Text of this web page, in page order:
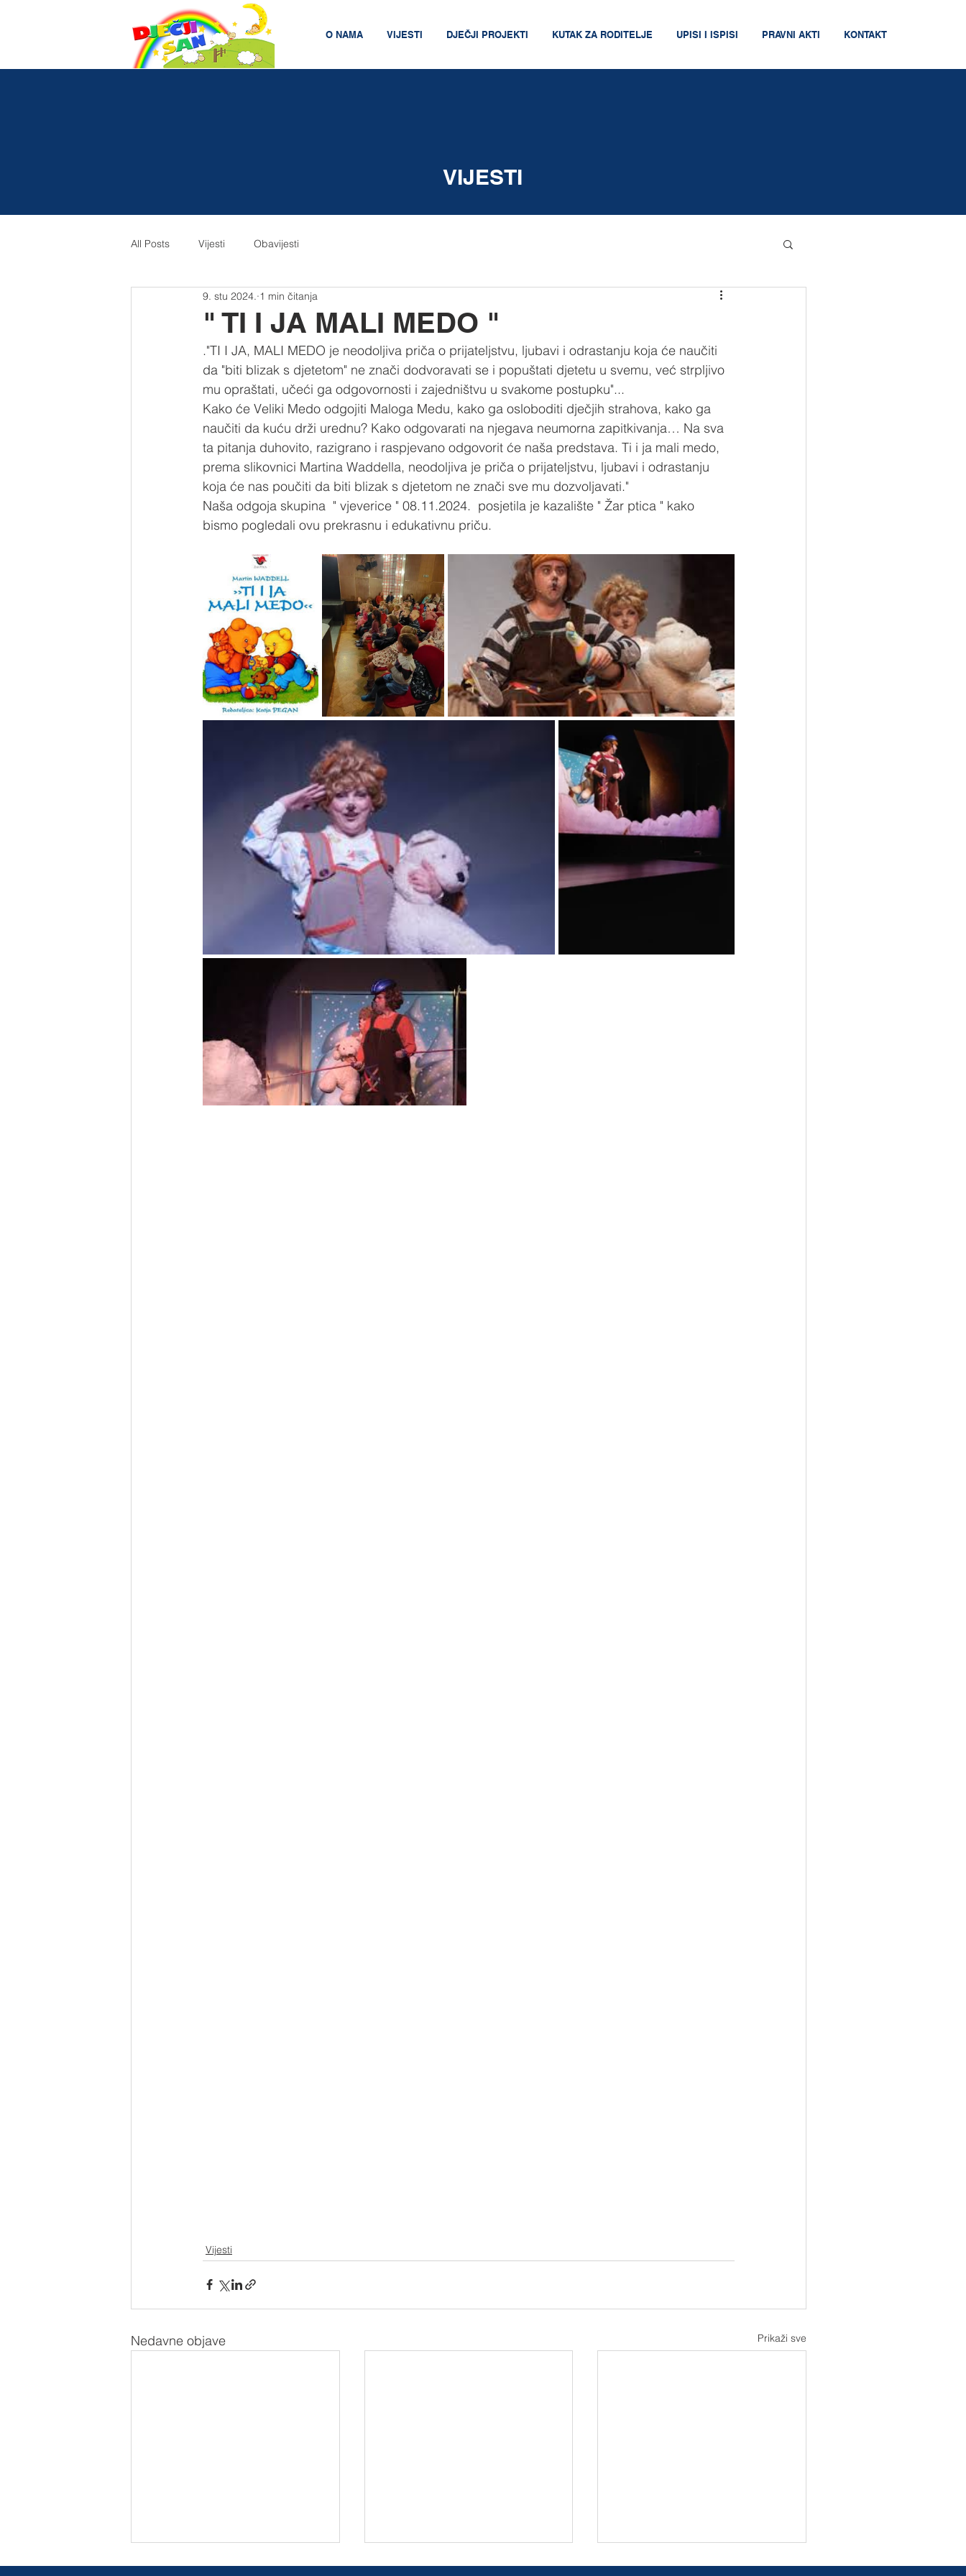
O NAMA VIJESTI DJEČJI PROJEKTI KUTAK ZA RODITELJE UPISI I ISPISI PRAVNI AKTI KONTAKT
VIJESTI
All Posts Vijesti Obavijesti
" TI I JA MALI MEDO "
9. stu 2024. 1 min čitanja
."TI I JA, MALI MEDO je neodoljiva priča o prijateljstvu, ljubavi i odrastanju koja će naučiti
da "biti blizak s djetetom" ne znači dodvoravati se i popuštati djetetu u svemu, već strpljivo
mu opraštati, učeći ga odgovornosti i zajedništvu u svakome postupku"...
Kako će Veliki Medo odgojiti Maloga Medu, kako ga osloboditi dječjih strahova, kako ga
naučiti da kuću drži urednu? Kako odgovarati na njegava neumorna zapitkivanja… Na sva
ta pitanja duhovito, razigrano i raspjevano odgovorit će naša predstava. Ti i ja mali medo,
prema slikovnici Martina Waddella, neodoljiva je priča o prijateljstvu, ljubavi i odrastanju
koja će nas poučiti da biti blizak s djetetom ne znači sve mu dozvoljavati."
Naša odgoja skupina  " vjeverice " 08.11.2024.  posjetila je kazalište " Žar ptica " kako
bismo pogledali ovu prekrasnu i edukativnu priču.
Vijesti
Nedavne objave Prikaži sve